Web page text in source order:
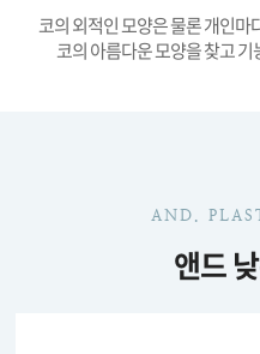
코의 외적인 모양은 물론 개인마
코의 아름다운 모양을 찾고
AND.
앤드